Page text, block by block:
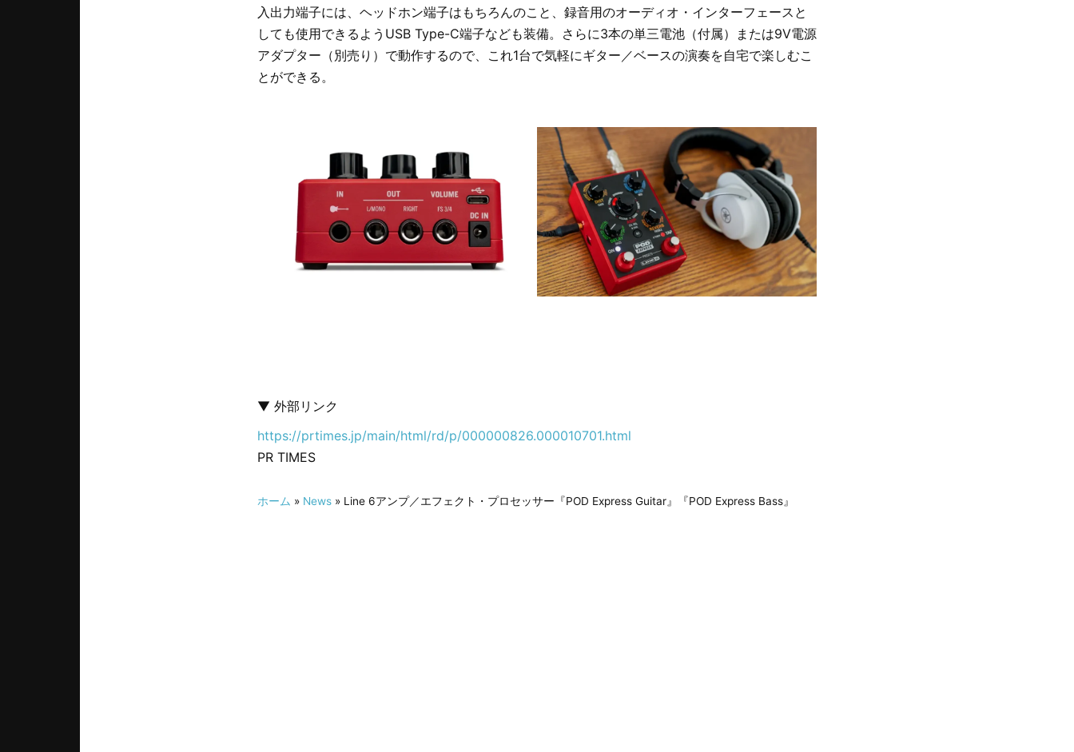
入出力端子には、ヘッドホン端子はもちろんのこと、録音用のオーディオ・インターフェースと
しても使用できるようUSB Type-C端子なども装備。さらに3本の単三電池（付属）または9V電源
アダプター（別売り）で動作するので、これ1台で気軽にギター／ベースの演奏を自宅で楽しむこ
とができる。
▼ 外部リンク
https://prtimes.jp/main/html/rd/p/000000826.000010701.html
PR TIMES
ホーム » News » Line 6アンプ／エフェクト・プロセッサー『POD Express Guitar』『POD Express Bass』